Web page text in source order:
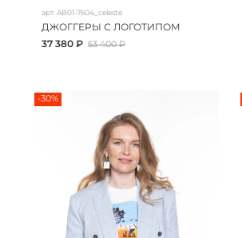
арт. AB01-7604_celeste
ДЖОГГЕРЫ С ЛОГОТИПОМ
37 380 ₽ 53 400 ₽
-30%